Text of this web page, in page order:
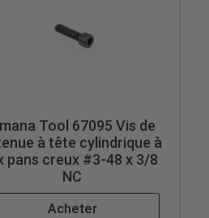
Tool 67095 Vis de
à tête cylindrique à
pans creux #3-48 x 3/8
NC
Acheter